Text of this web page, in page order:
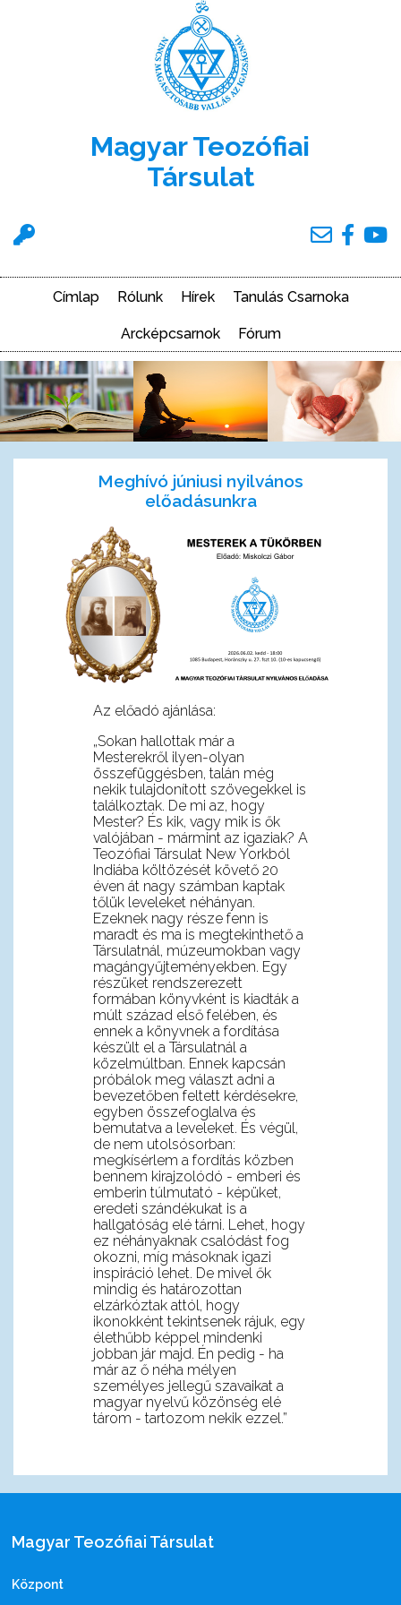
Felhasználói
Magyar Teozófiai
Társulat
Címlap Rólunk Hírek Tanulás Csarnoka
Arcképcsarnok Fórum
Meghívó júniusi nyilvános
előadásunkra
Az előadó ajánlása:
„Sokan hallottak már a
Mesterekről ilyen-olyan
összefüggésben, talán még
nekik tulajdonított szövegekkel is
találkoztak. De mi az, hogy
Mester? És kik, vagy mik is ők
valójában - mármint az igaziak? A
Teozófiai Társulat New Yorkból
Indiába költözését követő 20
éven át nagy számban kaptak
tőlük leveleket néhányan.
Ezeknek nagy része fenn is
maradt és ma is megtekinthető a
Társulatnál, múzeumokban vagy
magángyűjteményekben. Egy
részüket rendszerezett
formában könyvként is kiadták a
múlt század első felében, és
ennek a könyvnek a fordítása
készült el a Társulatnál a
közelmúltban. Ennek kapcsán
próbálok meg választ adni a
bevezetőben feltett kérdésekre,
egyben összefoglalva és
bemutatva a leveleket. És végül,
de nem utolsósorban:
megkísérlem a fordítás közben
bennem kirajzolódó - emberi és
emberin túlmutató - képüket,
eredeti szándékukat is a
hallgatóság elé tárni. Lehet, hogy
ez néhányaknak csalódást fog
okozni, míg másoknak igazi
inspiráció lehet. De mivel ők
mindig és határozottan
elzárkóztak attól, hogy
ikonokként tekintsenek rájuk, egy
élethűbb képpel mindenki
jobban jár majd. Én pedig - ha
már az ő néha mélyen
személyes jellegű szavaikat a
magyar nyelvű közönség elé
tárom - tartozom nekik ezzel.”
Magyar Teozófiai Társulat
Központ